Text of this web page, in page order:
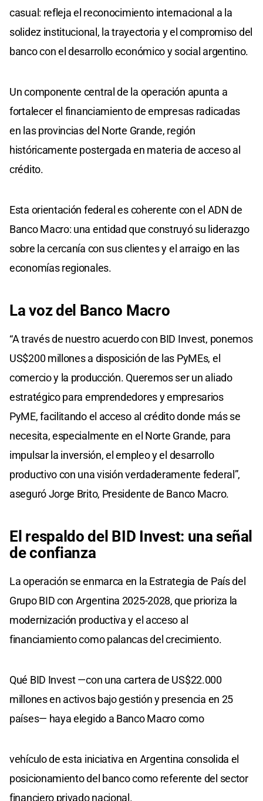
casual: refleja el reconocimiento internacional a la
solidez institucional, la trayectoria y el compromiso del
banco con el desarrollo económico y social argentino.
Un componente central de la operación apunta a
fortalecer el financiamiento de empresas radicadas
en las provincias del Norte Grande, región
históricamente postergada en materia de acceso al
crédito.
Esta orientación federal es coherente con el ADN de
Banco Macro: una entidad que construyó su liderazgo
sobre la cercanía con sus clientes y el arraigo en las
economías regionales.
La voz del Banco Macro
“A través de nuestro acuerdo con BID Invest, ponemos
US$200 millones a disposición de las PyMEs, el
comercio y la producción. Queremos ser un aliado
estratégico para emprendedores y empresarios
PyME, facilitando el acceso al crédito donde más se
necesita, especialmente en el Norte Grande, para
impulsar la inversión, el empleo y el desarrollo
productivo con una visión verdaderamente federal”,
aseguró Jorge Brito, Presidente de Banco Macro.
El respaldo del BID Invest: una señal
de confianza
La operación se enmarca en la Estrategia de País del
Grupo BID con Argentina 2025-2028, que prioriza la
modernización productiva y el acceso al
financiamiento como palancas del crecimiento.
Qué BID Invest —con una cartera de US$22.000
millones en activos bajo gestión y presencia en 25
países— haya elegido a Banco Macro como
vehículo de esta iniciativa en Argentina consolida el
posicionamiento del banco como referente del sector
financiero privado nacional.